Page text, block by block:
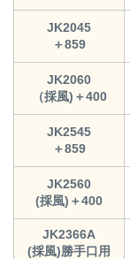
JK2045
＋859
JK2060
（採風)＋400
JK2545
＋859
JK2560
(採風)＋400
JK2366A
(採風)勝手口用